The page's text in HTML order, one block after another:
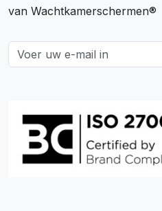
van Wachtkamerschermen®